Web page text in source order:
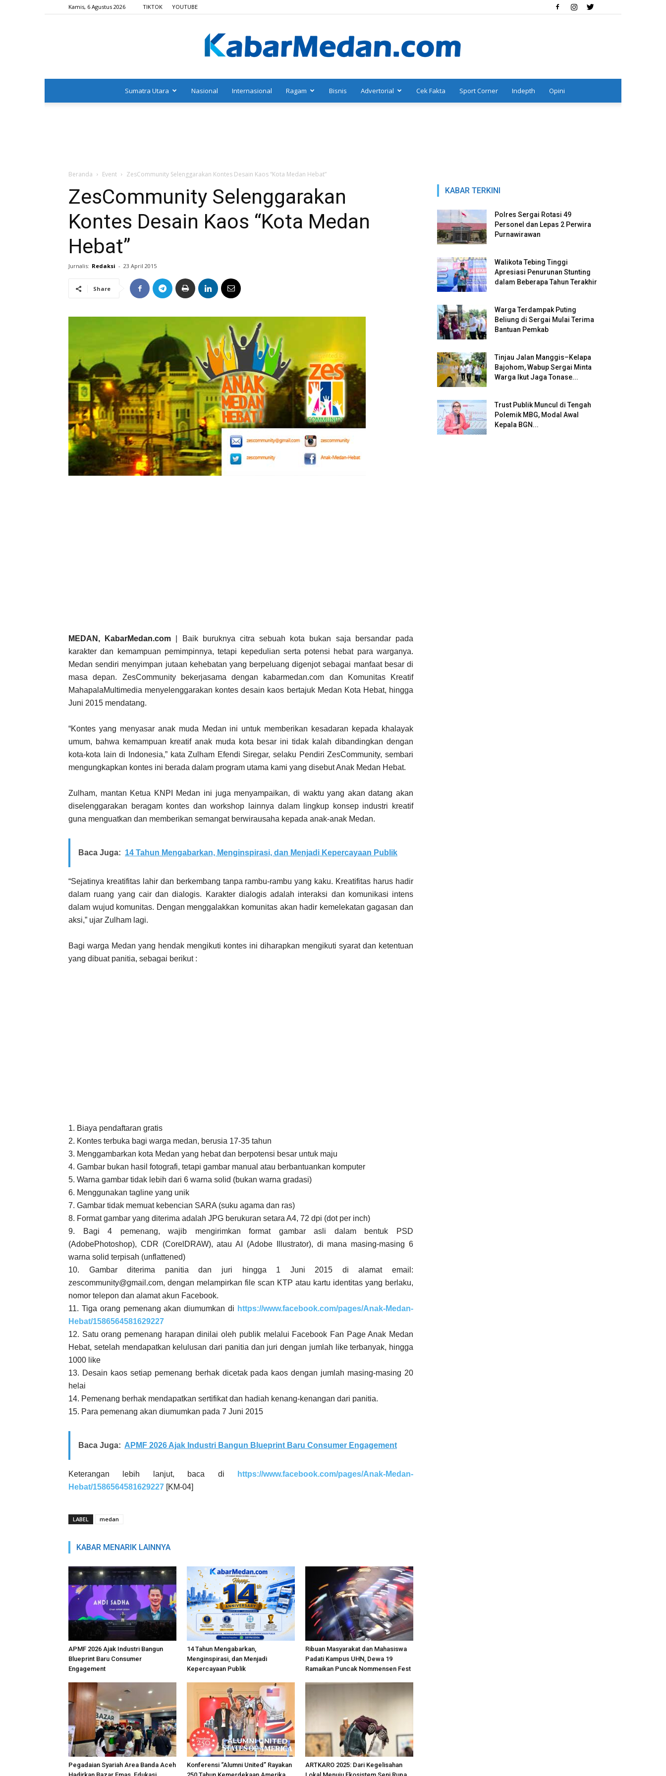
Kamis, 6 Agustus 2026 TIKTOK YOUTUBE
Sumatra Utara Nasional Internasional Ragam Bisnis Advertorial Cek Fakta Sport Corner Indepth Opini
Beranda Event ZesCommunity Selenggarakan Kontes Desain Kaos “Kota Medan Hebat”
ZesCommunity Selenggarakan
Kontes Desain Kaos “Kota Medan
Hebat”
Jurnalis: Redaksi - 23 April 2015
Share
MEDAN, KabarMedan.com | Baik buruknya citra sebuah kota bukan saja bersandar pada
karakter dan kemampuan pemimpinnya, tetapi kepedulian serta potensi hebat para warganya.
Medan sendiri menyimpan jutaan kehebatan yang berpeluang digenjot sebagai manfaat besar di
masa depan. ZesCommunity bekerjasama dengan kabarmedan.com dan Komunitas Kreatif
MahapalaMultimedia menyelenggarakan kontes desain kaos bertajuk Medan Kota Hebat, hingga
Juni 2015 mendatang.
“Kontes yang menyasar anak muda Medan ini untuk memberikan kesadaran kepada khalayak
umum, bahwa kemampuan kreatif anak muda kota besar ini tidak kalah dibandingkan dengan
kota-kota lain di Indonesia,” kata Zulham Efendi Siregar, selaku Pendiri ZesCommunity, sembari
mengungkapkan kontes ini berada dalam program utama kami yang disebut Anak Medan Hebat.
Zulham, mantan Ketua KNPI Medan ini juga menyampaikan, di waktu yang akan datang akan
diselenggarakan beragam kontes dan workshop lainnya dalam lingkup konsep industri kreatif
guna menguatkan dan memberikan semangat berwirausaha kepada anak-anak Medan.
Baca Juga: 14 Tahun Mengabarkan, Menginspirasi, dan Menjadi Kepercayaan Publik
“Sejatinya kreatifitas lahir dan berkembang tanpa rambu-rambu yang kaku. Kreatifitas harus hadir
dalam ruang yang cair dan dialogis. Karakter dialogis adalah interaksi dan komunikasi intens
dalam wujud komunitas. Dengan menggalakkan komunitas akan hadir kemelekatan gagasan dan
aksi,” ujar Zulham lagi.
Bagi warga Medan yang hendak mengikuti kontes ini diharapkan mengikuti syarat dan ketentuan
yang dibuat panitia, sebagai berikut :
1. Biaya pendaftaran gratis
2. Kontes terbuka bagi warga medan, berusia 17-35 tahun
3. Menggambarkan kota Medan yang hebat dan berpotensi besar untuk maju
4. Gambar bukan hasil fotografi, tetapi gambar manual atau berbantuankan komputer
5. Warna gambar tidak lebih dari 6 warna solid (bukan warna gradasi)
6. Menggunakan tagline yang unik
7. Gambar tidak memuat kebencian SARA (suku agama dan ras)
8. Format gambar yang diterima adalah JPG berukuran setara A4, 72 dpi (dot per inch)
9. Bagi 4 pemenang, wajib mengirimkan format gambar asli dalam bentuk PSD
(AdobePhotoshop), CDR (CorelDRAW), atau AI (Adobe Illustrator), di mana masing-masing 6
warna solid terpisah (unflattened)
10. Gambar diterima panitia dan juri hingga 1 Juni 2015 di alamat email:
zescommunity@gmail.com, dengan melampirkan file scan KTP atau kartu identitas yang berlaku,
nomor telepon dan alamat akun Facebook.
11. Tiga orang pemenang akan diumumkan di https://www.facebook.com/pages/Anak-Medan-
Hebat/1586564581629227
12. Satu orang pemenang harapan dinilai oleh publik melalui Facebook Fan Page Anak Medan
Hebat, setelah mendapatkan kelulusan dari panitia dan juri dengan jumlah like terbanyak, hingga
1000 like
13. Desain kaos setiap pemenang berhak dicetak pada kaos dengan jumlah masing-masing 20
helai
14. Pemenang berhak mendapatkan sertifikat dan hadiah kenang-kenangan dari panitia.
15. Para pemenang akan diumumkan pada 7 Juni 2015
Baca Juga: APMF 2026 Ajak Industri Bangun Blueprint Baru Consumer Engagement
Keterangan lebih lanjut, baca di
https://www.facebook.com/pages/Anak-Medan-
Hebat/1586564581629227 [KM-04]
LABEL medan
KABAR MENARIK LAINNYA
APMF 2026 Ajak Industri Bangun
Blueprint Baru Consumer
Engagement
14 Tahun Mengabarkan,
Menginspirasi, dan Menjadi
Kepercayaan Publik
Ribuan Masyarakat dan Mahasiswa
Padati Kampus UHN, Dewa 19
Ramaikan Puncak Nommensen Fest
Pegadaian Syariah Area Banda Aceh
Konferensi “Alumni United” Rayakan
ARTKARO 2025: Dari Kegelisahan
KABAR TERKINI
Polres Sergai Rotasi 49
Personel dan Lepas 2 Perwira
Purnawirawan
Walikota Tebing Tinggi
Apresiasi Penurunan Stunting
dalam Beberapa Tahun Terakhir
Warga Terdampak Puting
Beliung di Sergai Mulai Terima
Bantuan Pemkab
Tinjau Jalan Manggis–Kelapa
Bajohom, Wabup Sergai Minta
Warga Ikut Jaga Tonase...
Trust Publik Muncul di Tengah
Polemik MBG, Modal Awal
Kepala BGN...